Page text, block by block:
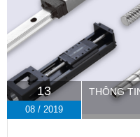
13
08 / 2019
THÔNG